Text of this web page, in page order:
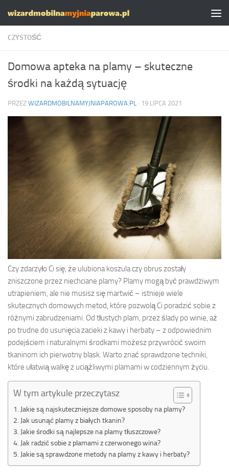
Skip to content
CZYSTOŚĆ
Domowa apteka na plamy – skuteczne
środki na każdą sytuację
PRZEZ WIZARDMOBILNAMYJNIAPAROWA.PL · 19 LIPCA 2021
Czy zdarzyło Ci się, że ulubiona koszula czy obrus zostały
zniszczone przez niechciane plamy? Plamy mogą być prawdziwym
utrapieniem, ale nie musisz się martwić – istnieje wiele
skutecznych domowych metod, które pozwolą Ci poradzić sobie z
różnymi zabrudzeniami. Od tłustych plam, przez ślady po winie, aż
po trudne do usunięcia zacieki z kawy i herbaty – z odpowiednim
podejściem i naturalnymi środkami możesz przywrócić swoim
tkaninom ich pierwotny blask. Warto znać sprawdzone techniki,
które ułatwią walkę z uciążliwymi plamami w codziennym życiu.
W tym artykule przeczytasz
Jakie są najskuteczniejsze domowe sposoby na plamy?
Jak usunąć plamy z białych tkanin?
Jakie środki są najlepsze na plamy tłuszczowe?
Jak radzić sobie z plamami z czerwonego wina?
Jakie są sprawdzone metody na plamy z kawy i herbaty?